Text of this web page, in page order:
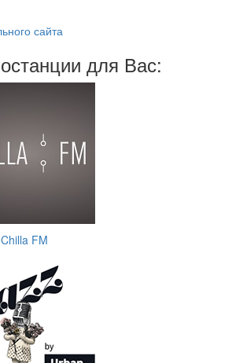
сайта
для Вас:
Chilla FM